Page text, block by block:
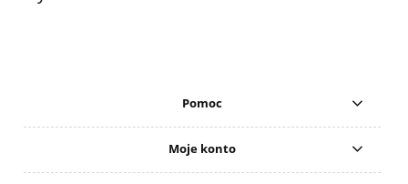
Pomoc
Moje konto